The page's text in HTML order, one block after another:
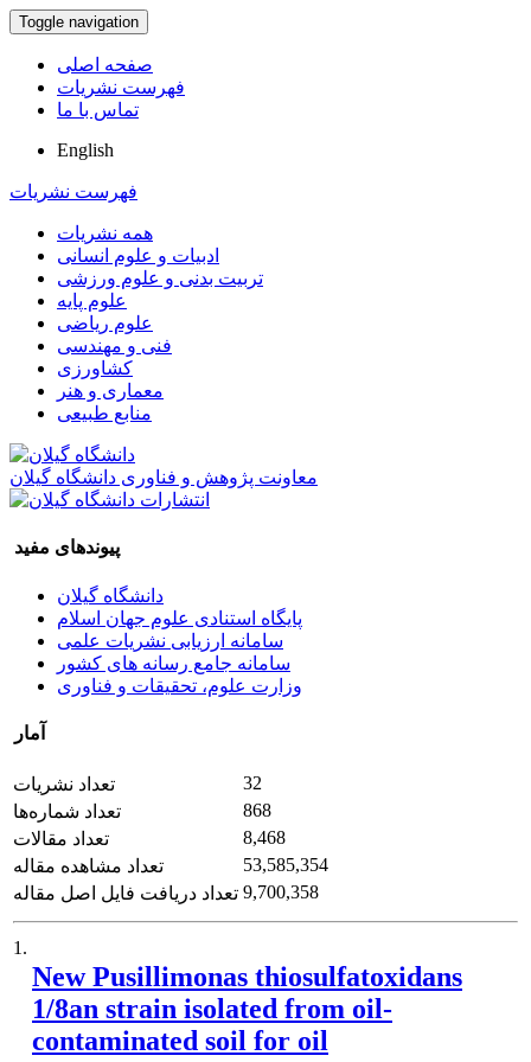
Toggle navigation
صفحه اصلی
فهرست نشریات
تماس با ما
English
فهرست نشریات
همه نشریات
ادبیات و علوم انسانی
تربیت بدنی و علوم ورزشی
علوم پایه
علوم ریاضی
فنی و مهندسی
کشاورزی
معماری و هنر
منابع طبیعی
معاونت پژوهش و فناوری دانشگاه گیلان
پیوندهای مفید
دانشگاه گیلان
پایگاه استنادی علوم جهان اسلام
سامانه ارزیابی نشریات علمی
سامانه جامع رسانه های کشور
وزارت علوم، تحقیقات و فناوری
آمار
تعداد نشریات
32
تعداد شماره‌ها
868
تعداد مقالات
8,468
تعداد مشاهده مقاله
53,585,354
تعداد دریافت فایل اصل مقاله 9,700,358
1.
New Pusillimonas thiosulfatoxidans
1/8an strain isolated from oil-
contaminated soil for oil